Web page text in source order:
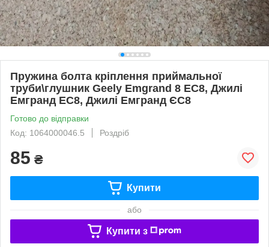
Пружина болта кріплення приймальної
труби\глушник Geely Emgrand 8 EC8, Джилі
Емгранд ЕС8, Джилі Емгранд ЄС8
Готово до відправки
Код: 1064000046.5
Роздріб
85 ₴
Купити
або
Купити з